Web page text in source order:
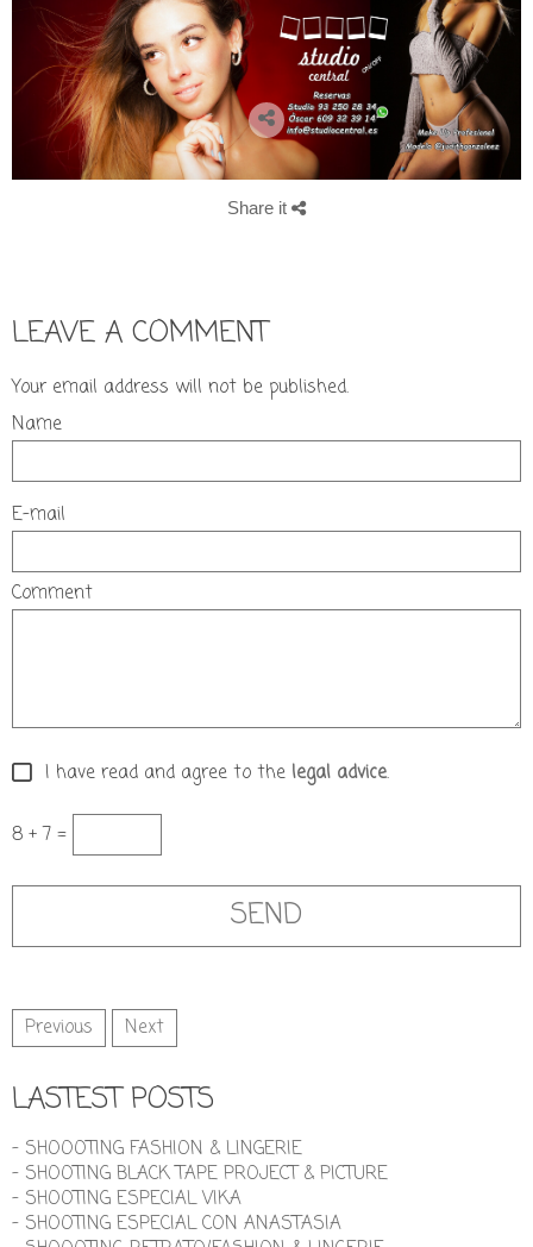
Share it
LEAVE A COMMENT
Your email address will not be published.
Name
E-mail
Comment
I have read and agree to the legal advice.
8 + 7 =
Previous Next
LASTEST POSTS
- SHOOOTING FASHION & LINGERIE
- SHOOTING BLACK TAPE PROJECT & PICTURE
- SHOOTING ESPECIAL VIKA
- SHOOTING ESPECIAL CON ANASTASIA